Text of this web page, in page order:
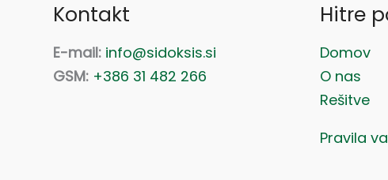
Kontakt
E-mail: info@sidoksis.si
GSM: +386 31 482 266
Hitre
Domov
O nas
Rešitve
Pravila